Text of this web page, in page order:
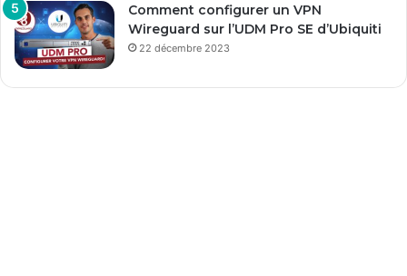
Comment configurer un VPN
Wireguard sur l’UDM Pro SE d’Ubiquiti
22 décembre 2023